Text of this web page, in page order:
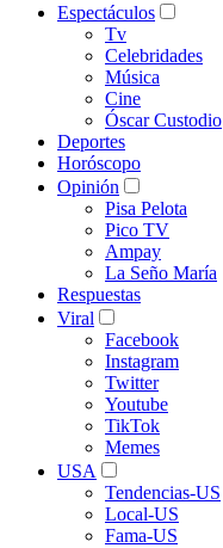
Espectáculos
Tv
Celebridades
Música
Cine
Óscar Custodio
Deportes
Horóscopo
Opinión
Pisa Pelota
Pico TV
Ampay
La Seño María
Respuestas
Viral
Facebook
Instagram
Twitter
Youtube
TikTok
Memes
USA
Tendencias-US
Local-US
Fama-US